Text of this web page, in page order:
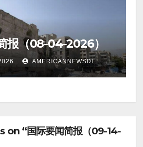
报（08-04-2026）
AMERICANNEWSDI
“国际要闻简报（09-14-